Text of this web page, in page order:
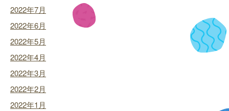
2022年7月
2022年6月
2022年5月
2022年4月
2022年3月
2022年2月
2022年1月